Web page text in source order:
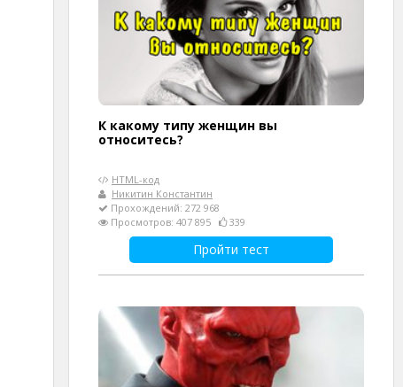
К какому типу женщин вы
относитесь?
HTML-код
Никитин Константин
Прохождений: 272 968
Просмотров: 407 895
339
Пройти тест